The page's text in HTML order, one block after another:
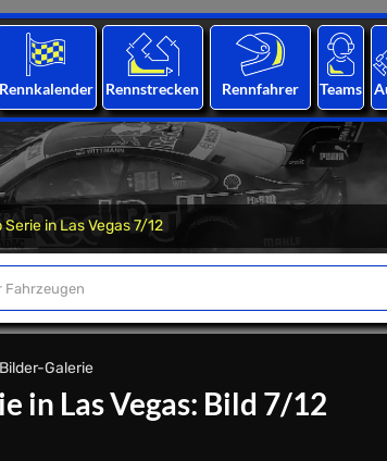
Rennkalender Rennstrecken Rennfahrer Teams
Serie in Las Vegas 7/12
Bilder-Galerie
in Las Vegas: Bild 7/12